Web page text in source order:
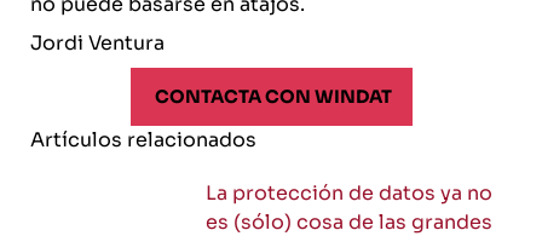
Jordi Ventura
CONTACTA CON WINDAT
Artículos relacionados
La protección de datos ya no
es (sólo) cosa de las grandes